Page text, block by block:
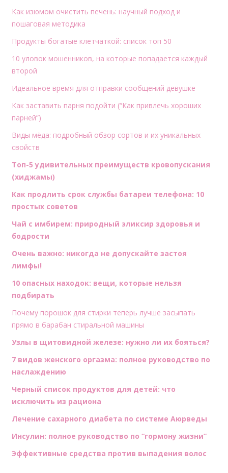
Как изюмом очистить печень: научный подход и
пошаговая методика
Продукты богатые клетчаткой: список топ 50
10 уловок мошенников, на которые попадается каждый
второй
Идеальное время для отправки сообщений девушке
Как заставить парня подойти (“Как привлечь хороших
парней”)
Виды мёда: подробный обзор сортов и их уникальных
свойств
Топ-5 удивительных преимуществ кровопускания
(хиджамы)
Как продлить срок службы батареи телефона: 10
простых советов
Чай с имбирем: природный эликсир здоровья и
бодрости
Очень важно: никогда не допускайте застоя
лимфы!
10 опасных находок: вещи, которые нельзя
подбирать
Почему порошок для стирки теперь лучше засыпать
прямо в барабан стиральной машины
Узлы в щитовидной железе: нужно ли их бояться?
7 видов женского оргазма: полное руководство по
наслаждению
Черный список продуктов для детей: что
исключить из рациона
Лечение сахарного диабета по системе Аюрведы
Инсулин: полное руководство по “гормону жизни”
Эффективные средства против выпадения волос